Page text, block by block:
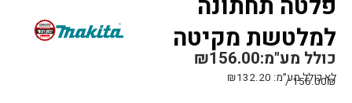
למלטשת מקיטה
₪156.00כולל מע"מ:
לא כולל מע״מ: ₪132.20
156.00₪ /